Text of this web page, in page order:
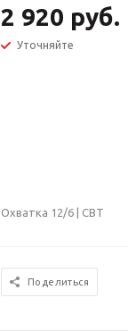
2 920 руб.
Уточняйте
Охватка 12/6 | СВТ
Поделиться